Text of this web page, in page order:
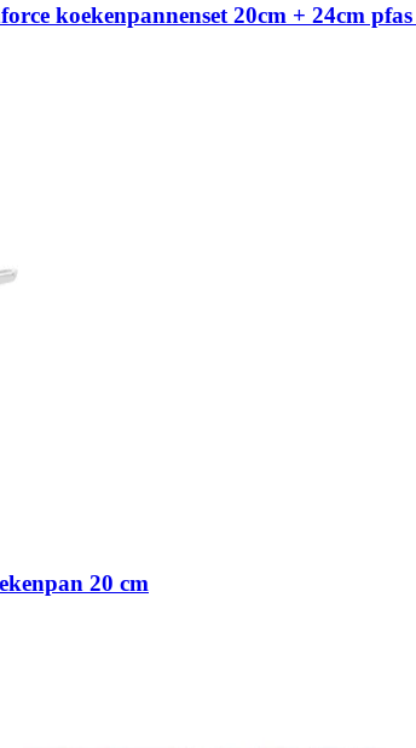
koekenpannenset 20cm + 24cm
20 cm